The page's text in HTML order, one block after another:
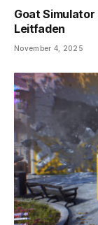
Goat
Leitfaden
November 4, 2025